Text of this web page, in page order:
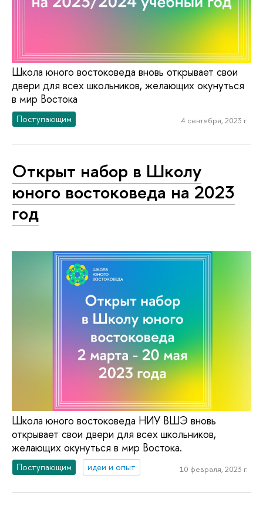
Школа юного востоковеда вновь открывает свои
двери для всех школьников, желающих окунуться
в мир Востока
Поступающим 4 сентября, 2023 г.
Открыт набор в Школу
юного востоковеда на 2023
год
Школа юного востоковеда НИУ ВШЭ вновь
открывает свои двери для всех школьников,
желающих окунуться в мир Востока.
Поступающим идеи и опыт 10 февраля, 2023 г.